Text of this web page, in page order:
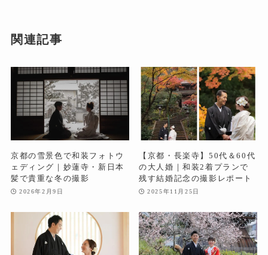
関連記事
京都の雪景色で和装フォトウ
ェディング｜妙蓮寺・新日本
髪で貴重な冬の撮影
2026年2月9日
【京都・長楽寺】50代＆60代
の大人婚｜和装2着プランで
残す結婚記念の撮影レポート
2025年11月25日